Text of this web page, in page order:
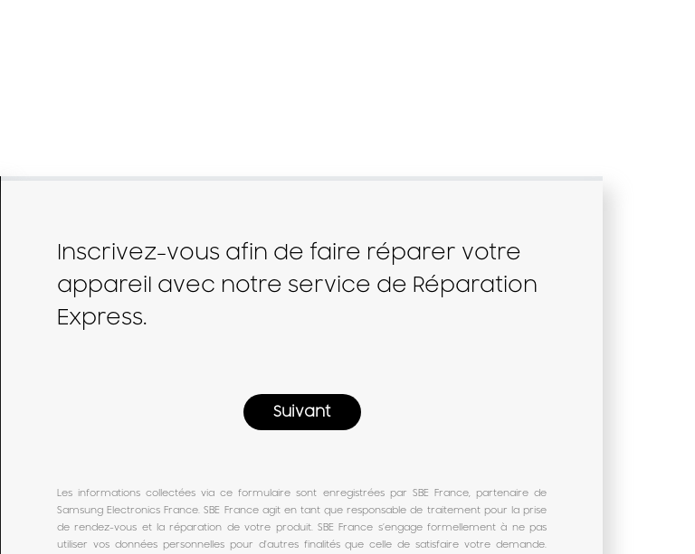
Inscrivez-vous afin de faire réparer votre
appareil avec notre service de Réparation
Express.
Les informations collectées via ce formulaire sont enregistrées par SBE France, partenaire de
Samsung Electronics France. SBE France agit en tant que responsable de traitement pour la prise
de rendez-vous et la réparation de votre produit. SBE France s’engage formellement à ne pas
utiliser vos données personnelles pour d'autres finalités que celle de satisfaire votre demande.